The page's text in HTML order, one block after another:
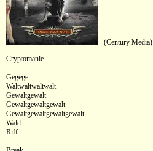
(Century Media)
Cryptomanie
Gegege
Waltwaltwaltwalt
Gewaltgewalt
Gewaltgewaltgewalt
Gewaltgewaltgewaltgewalt
Wald
Riff